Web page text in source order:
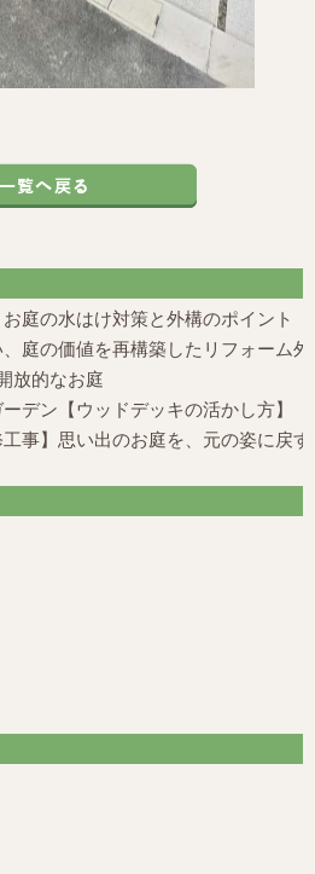
庭の水はけ対策と外構のポイント
、庭の価値を再構築したリフォーム
放的なお庭
デン【ウッドデッキの活かし方】
工事】思い出のお庭を、元の姿に戻